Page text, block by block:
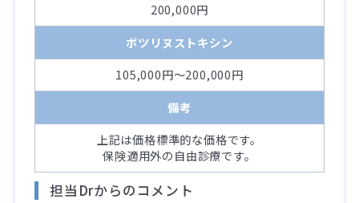
200,000円
ボツリヌストキシン
105,000円～200,000円
備考
上記は価格標準的な価格です。
保険適用外の自由診療です。
担当Drからのコメント